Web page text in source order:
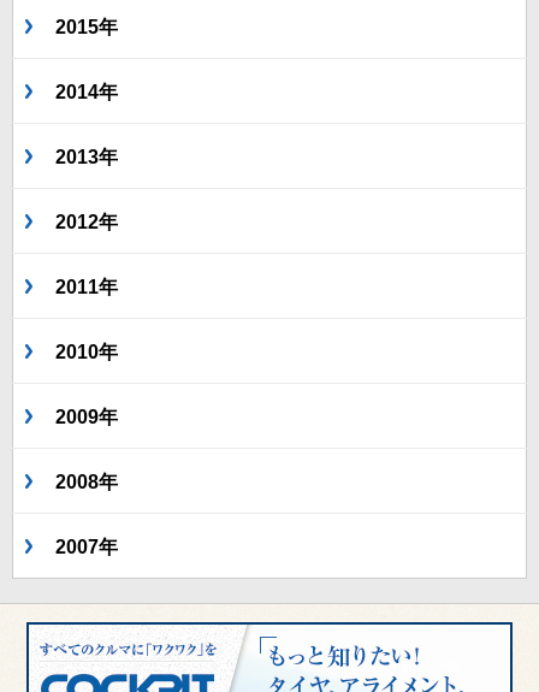
2015年
2014年
2013年
2012年
2011年
2010年
2009年
2008年
2007年